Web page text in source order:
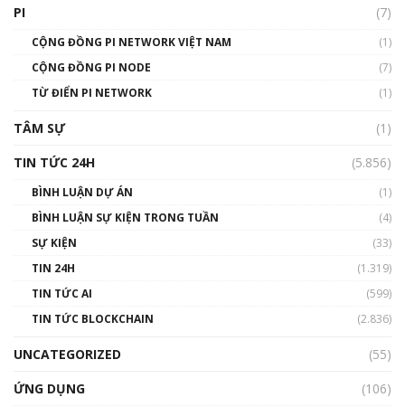
Talkshow 14: MemeCoin – Trò đùa tỷ đô
01:29:26
PI (7)
CỘNG ĐỒNG PI NETWORK VIỆT NAM
(1)
CỘNG ĐỒNG PI NODE
(7)
TỪ ĐIỂN PI NETWORK
(1)
TÂM SỰ
(1)
TIN TỨC 24H
(5.856)
BÌNH LUẬN DỰ ÁN
(1)
BÌNH LUẬN SỰ KIỆN TRONG TUẦN
(4)
SỰ KIỆN
(33)
TIN 24H
(1.319)
TIN TỨC AI
(599)
TIN TỨC BLOCKCHAIN
(2.836)
UNCATEGORIZED
(55)
ỨNG DỤNG
(106)